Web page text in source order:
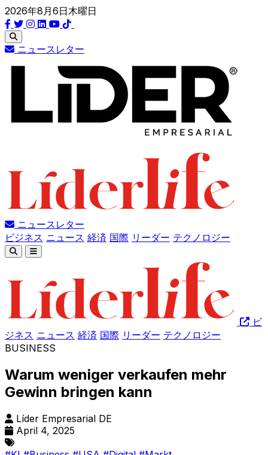
2026年8月6日木曜日
ニュースレター
ニュースレター
ビジネス ニュース 経済 国際 リーダー テクノロジー
ビ
ジネス ニュース 経済 国際 リーダー テクノロジー
BUSINESS
Warum weniger verkaufen mehr
Gewinn bringen kann
Líder Empresarial DE
April 4, 2025